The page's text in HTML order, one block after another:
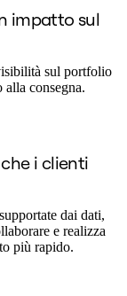
di lavoro
impatto sul
sul portfolio
consegna.
i clienti
dai dati,
e realizza
più rapido.